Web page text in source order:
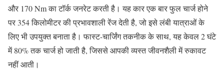
और 170 Nm का टॉर्क जनरेट करती है। यह कार एक बार फुल चार्ज होने
पर 354 किलोमीटर की प्रभावशाली रेंज देती है, जो इसे लंबी यात्राओं के
लिए भी उपयुक्त बनाता है। फास्ट-चार्जिंग तकनीक के साथ, यह केवल 2 घंटे
में 80% तक चार्ज हो जाती है, जिससे आपकी व्यस्त जीवनशैली में रुकावट
नहीं आती।